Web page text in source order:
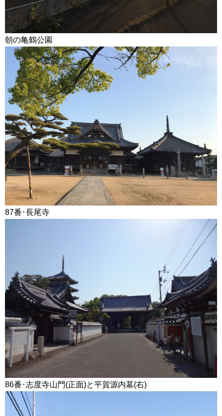
朝の亀鶴公園
87番･長尾寺
86番･志度寺山門(正面)と平賀源内墓(右)